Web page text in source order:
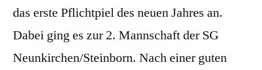
das erste Pflichtpiel des neuen Jahres an.
Dabei ging es zur 2. Mannschaft der SG
Neunkirchen/Steinborn. Nach einer guten